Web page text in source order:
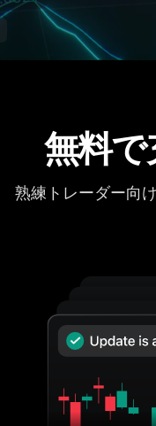
無料
熟練トレーダー向